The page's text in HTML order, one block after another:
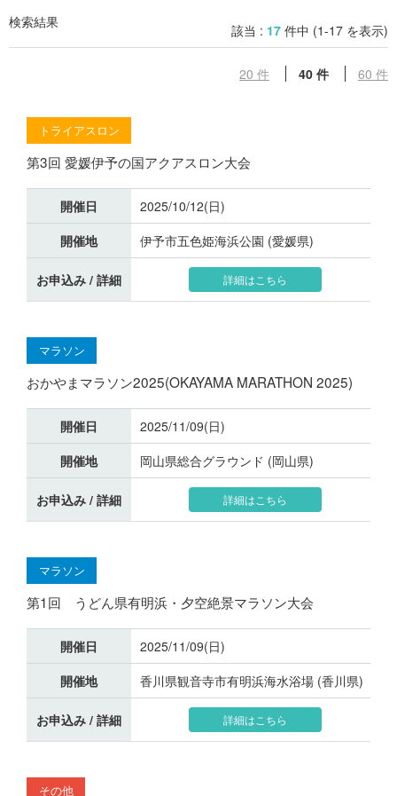
検索結果 該当 : 17 件中 (1-17 を表示)
20 件 40 件 60 件
トライアスロン
第3回 愛媛伊予の国アクアスロン大会
開催日
2025/10/12(日)
開催地
伊予市五色姫海浜公園 (愛媛県)
お申込み / 詳細 詳細はこちら
マラソン
おかやまマラソン2025(OKAYAMA MARATHON 2025)
開催日
2025/11/09(日)
開催地
岡山県総合グラウンド (岡山県)
お申込み / 詳細 詳細はこちら
マラソン
第1回 うどん県有明浜・夕空絶景マラソン大会
開催日
2025/11/09(日)
開催地
香川県観音寺市有明浜海水浴場 (香川県)
お申込み / 詳細 詳細はこちら
その他